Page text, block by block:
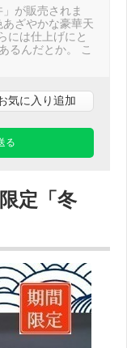
が販売されま
ざやかな豪華天
には仕上げにと
るんだとか。 こ
気に入り追加
る
定「冬